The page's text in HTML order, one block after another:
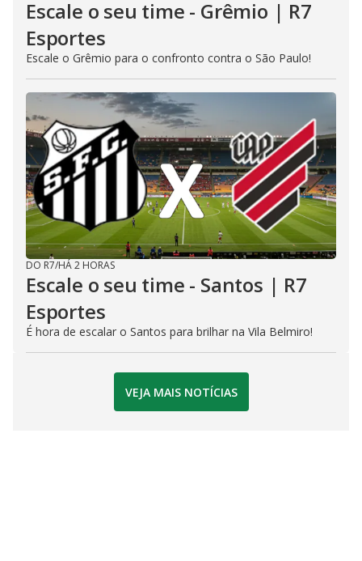
Escale o seu time - Grêmio | R7
Esportes
Escale o Grêmio para o confronto contra o São Paulo!
DO R7/HÁ 2 HORAS
Escale o seu time - Santos | R7
Esportes
É hora de escalar o Santos para brilhar na Vila Belmiro!
VEJA MAIS NOTÍCIAS